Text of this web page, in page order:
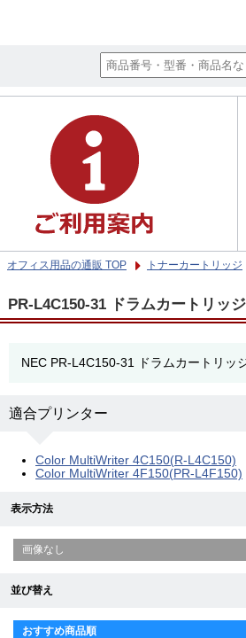
オフィス用品の通販 TOP トナーカートリッジ
PR-L4C150-31 ドラムカートリッ
NEC PR-L4C150-31 ドラムカートリッ
適合プリンター
Color MultiWriter 4C150(R-L4C150)
Color MultiWriter 4F150(PR-L4F150)
表示方法
画像なし
並び替え
おすすめ商品順